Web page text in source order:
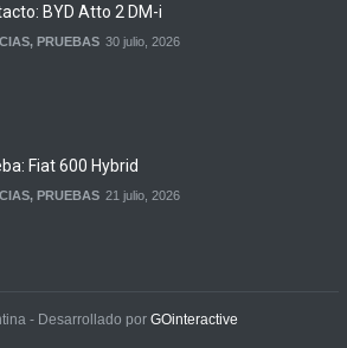
BYD Atto 2 DM-i
, PRUEBAS 30 julio, 2026
Fiat 600 Hybrid
, PRUEBAS 21 julio, 2026
BYD Song Pro GS
- Desarrollado por GOinteractive